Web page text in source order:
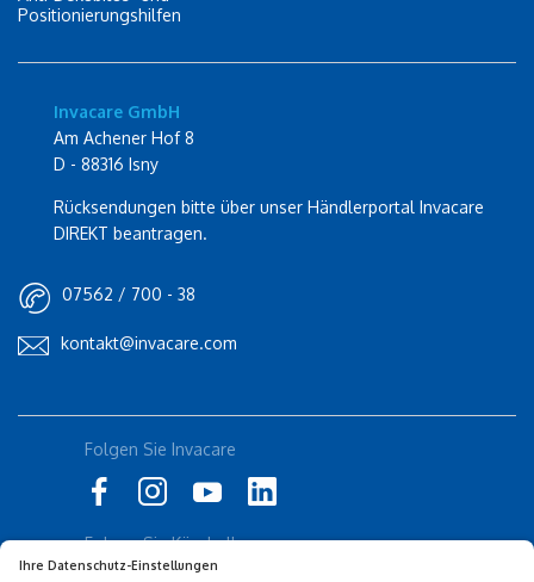
Positionierungshilfen
Invacare GmbH
Am Achener Hof 8
D - 88316 Isny
Rücksendungen bitte über unser Händlerportal Invacare
DIREKT beantragen.
07562 / 700 - 38
kontakt@invacare.com
Folgen Sie Invacare
Folgen Sie Küschall